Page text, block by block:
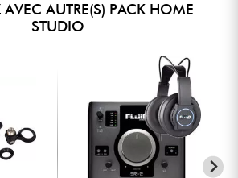
AUTRE(S) PACK HOME
STUDIO